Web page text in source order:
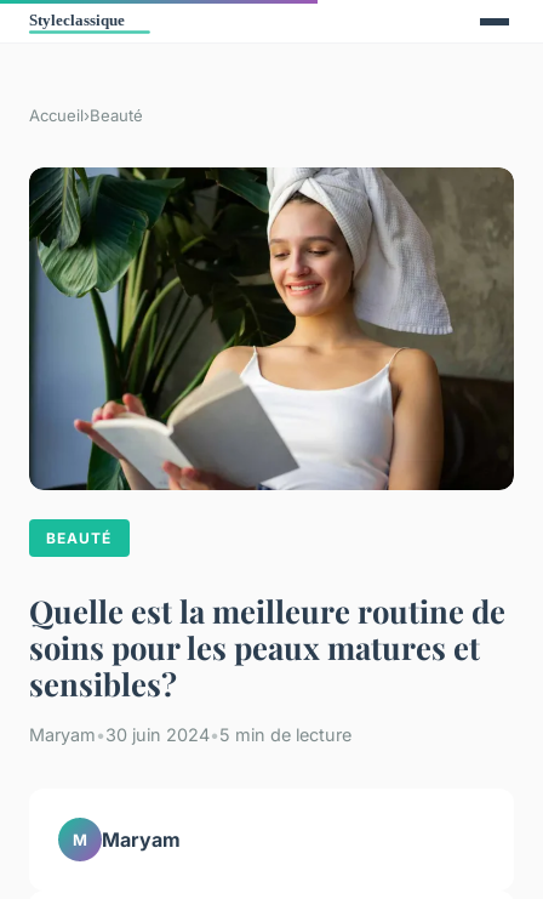
Accueil›Beauté
BEAUTÉ
Quelle est la meilleure routine de
soins pour les peaux matures et
sensibles?
Maryam•30 juin 2024•5 min de lecture
M Maryam